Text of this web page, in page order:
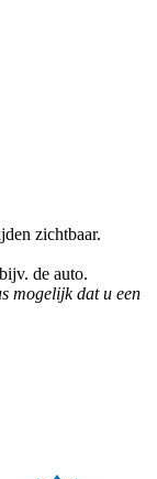
zichtbaar.
de auto.
mogelijk dat u een